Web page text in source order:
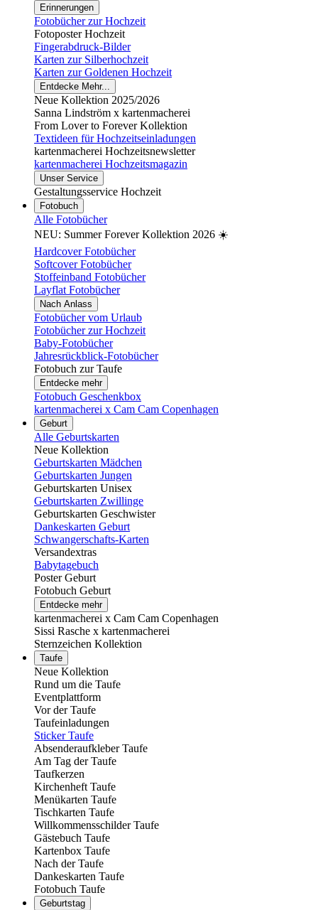
Erinnerungen
Fotobücher zur Hochzeit
Fotoposter Hochzeit
Fingerabdruck-Bilder
Karten zur Silberhochzeit
Karten zur Goldenen Hochzeit
Entdecke Mehr...
Neue Kollektion 2025/2026
Sanna Lindström x kartenmacherei
From Lover to Forever Kollektion
Textideen für Hochzeitseinladungen
kartenmacherei Hochzeitsnewsletter
kartenmacherei Hochzeitsmagazin
Unser Service
Gestaltungsservice Hochzeit
Fotobuch
Alle Fotobücher
NEU: Summer Forever Kollektion 2026 ☀️
Hardcover Fotobücher
Softcover Fotobücher
Stoffeinband Fotobücher
Layflat Fotobücher
Nach Anlass
Fotobücher vom Urlaub
Fotobücher zur Hochzeit
Baby-Fotobücher
Jahresrückblick-Fotobücher
Fotobuch zur Taufe
Entdecke mehr
Fotobuch Geschenkbox
kartenmacherei x Cam Cam Copenhagen
Geburt
Alle Geburtskarten
Neue Kollektion
Geburtskarten Mädchen
Geburtskarten Jungen
Geburtskarten Unisex
Geburtskarten Zwillinge
Geburtskarten Geschwister
Dankeskarten Geburt
Schwangerschafts-Karten
Versandextras
Babytagebuch
Poster Geburt
Fotobuch Geburt
Entdecke mehr
kartenmacherei x Cam Cam Copenhagen
Sissi Rasche x kartenmacherei
Sternzeichen Kollektion
Taufe
Neue Kollektion
Rund um die Taufe
Eventplattform
Vor der Taufe
Taufeinladungen
Sticker Taufe
Absenderaufkleber Taufe
Am Tag der Taufe
Taufkerzen
Kirchenheft Taufe
Menükarten Taufe
Tischkarten Taufe
Willkommensschilder Taufe
Gästebuch Taufe
Kartenbox Taufe
Nach der Taufe
Dankeskarten Taufe
Fotobuch Taufe
Geburtstag